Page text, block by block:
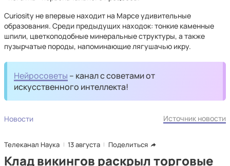
Curiosity не впервые находит на Марсе удивительные
образования. Среди предыдущих находок: тонкие каменные
шпили, цветкоподобные минеральные структуры, а также
пузырчатые породы, напоминающие лягушачью икру.
Нейросоветы – канал с советами от
искусственного интеллекта!
Новости Источник новости
Телеканал Наука 13 августа Поделиться
Клад викингов раскрыл торговые